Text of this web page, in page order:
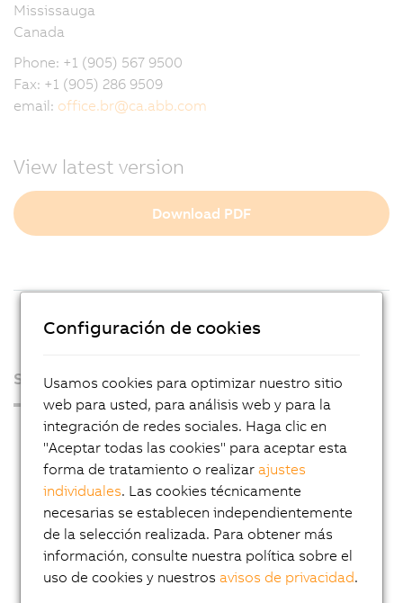
Mississauga
Canada
Phone: +1 (905) 567 9500
Fax: +1 (905) 286 9509
email: office.br@ca.abb.com
View latest version
Download PDF
Sobre nosotros
Sala de prensa
Blog
AutoMates
Servicio de noticias por e-mail de B&R
Carrera
Ubicaciones
Configuración de cookies
Usamos cookies para optimizar nuestro sitio
web para usted, para análisis web y para la
integración de redes sociales. Haga clic en
"Aceptar todas las cookies" para aceptar esta
forma de tratamiento o realizarajustes
individuales. Las cookies técnicamente
necesarias se establecen independientemente
de la selección realizada. Para obtener más
información, consulte nuestra política sobre el
uso de cookies y nuestrosavisos de privacidad.